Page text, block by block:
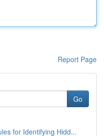
Report Page
Go
for Identifying Hidd...